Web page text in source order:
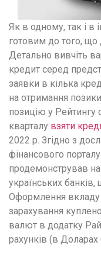
Як в одному, так і в
готовим до того, що
Детально вивчіть
кредит серед
заявки в кілька
на отримання
позицію у Рейтингу
кварталу взяти
2022 р. Згідно з
фінансового
продемонстрував
українських
Оформлення вкладу
зарахування
валют в додатку
рахунків (в